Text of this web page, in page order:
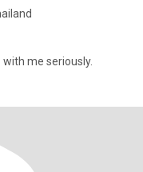
me seriously.